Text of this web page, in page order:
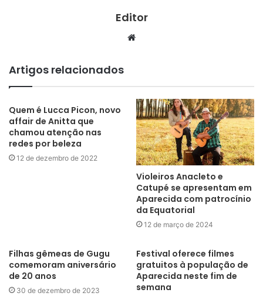
Editor
Website
Artigos relacionados
Quem é Lucca Picon, novo
affair de Anitta que
chamou atenção nas
redes por beleza
12 de dezembro de 2022
Violeiros Anacleto e
Catupé se apresentam em
Aparecida com patrocínio
da Equatorial
12 de março de 2024
Filhas gêmeas de Gugu
comemoram aniversário
de 20 anos
30 de dezembro de 2023
Festival oferece filmes
gratuitos à população de
Aparecida neste fim de
semana